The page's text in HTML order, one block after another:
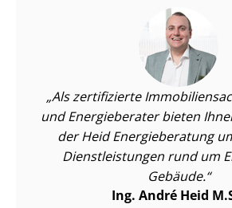
Als zertifizierte
und Energieberater bieten
der Heid Energieberatung
Dienst­leis­tun­gen rund um
Gebäude.
Ing. André Heid